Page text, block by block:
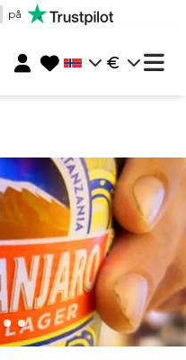
på
€